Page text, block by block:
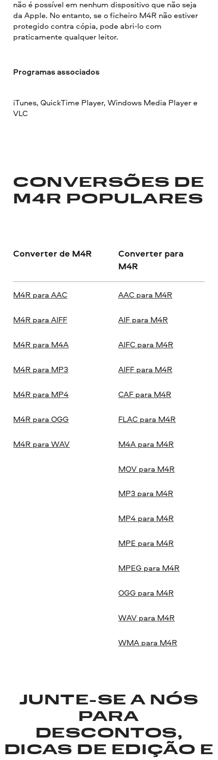
não é possível em nenhum dispositivo que não seja
da Apple. No entanto, se o ficheiro M4R não estiver
protegido contra cópia, pode abri-lo com
praticamente qualquer leitor.
Programas associados
iTunes, QuickTime Player, Windows Media Player e
VLC
CONVERSÕES DE
M4R POPULARES
Converter de M4R
Converter para
M4R
M4R para AAC
M4R para AIFF
M4R para M4A
M4R para MP3
M4R para MP4
M4R para OGG
M4R para WAV
AAC para M4R
AIF para M4R
AIFC para M4R
AIFF para M4R
CAF para M4R
FLAC para M4R
M4A para M4R
MOV para M4R
MP3 para M4R
MP4 para M4R
MPE para M4R
MPEG para M4R
OGG para M4R
WAV para M4R
WMA para M4R
JUNTE-SE A NÓS
PARA
DESCONTOS,
DICAS DE EDIÇÃO E